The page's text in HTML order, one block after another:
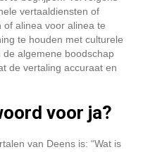
vertaaldiensten of
alinea voor alinea te
te houden met culturele
algemene boodschap
de vertaling accuraat en
voor ja?
van Deens is: “Wat is